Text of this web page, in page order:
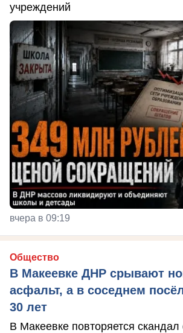
учреждений
вчера в 09:19
Общество
В Макеевке ДНР срывают
асфальт, а в соседнем
30 лет
В Макеевке повторяется скандал